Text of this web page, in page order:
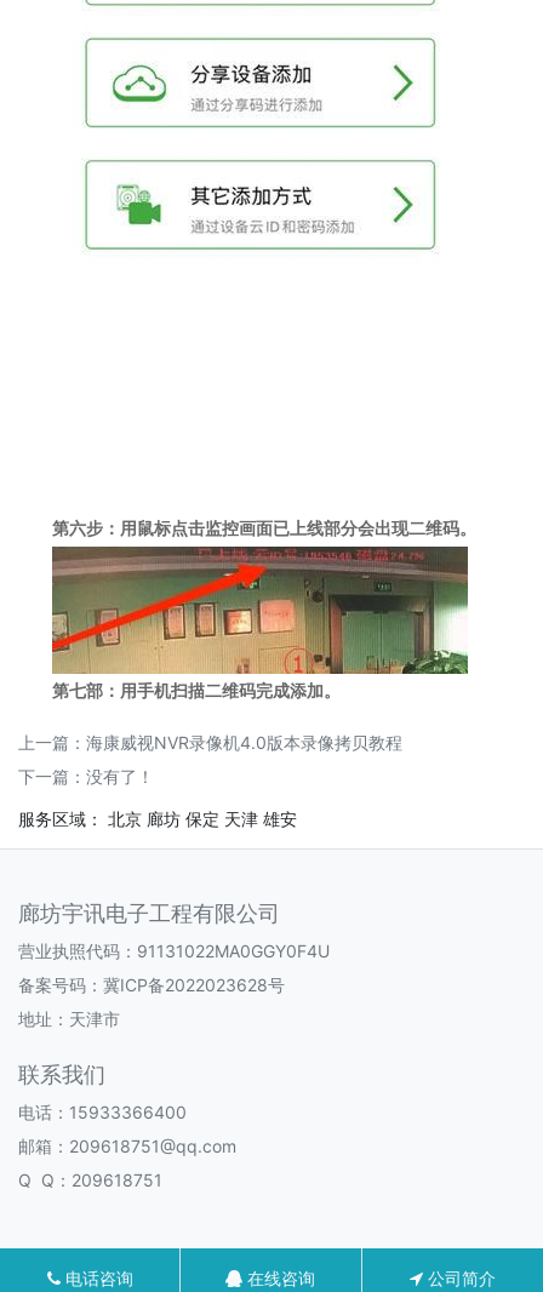
第六步：用鼠标点击监控画面已上线部分会出现二维码。
第七部：用手机扫描二维码完成添加。
上一篇： 海康威视NVR录像机4.0版本录像拷贝教程
下一篇：没有了！
服务区域： 北京 廊坊 保定 天津 雄安
廊坊宇讯电子工程有限公司
营业执照代码：91131022MA0GGY0F4U
备案号码： 冀ICP备2022023628号
地址：天津市
联系我们
电话：15933366400
邮箱：209618751@qq.com
Q Q：209618751
电话咨询 在线咨询 公司简介